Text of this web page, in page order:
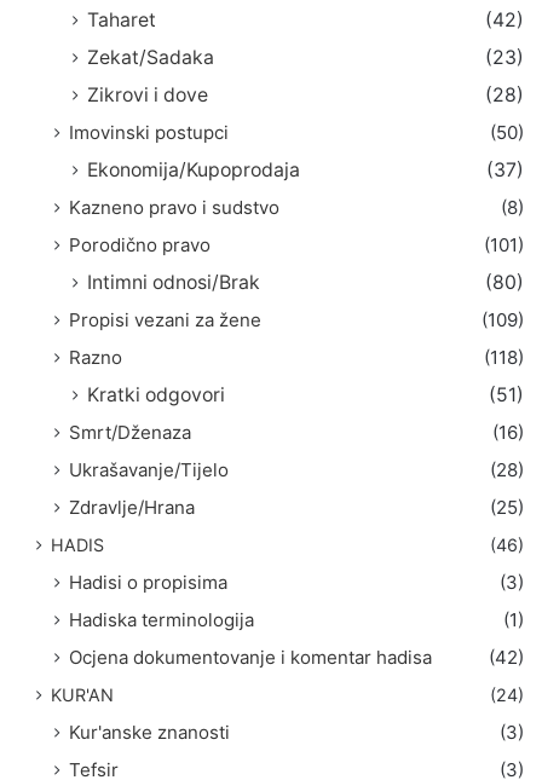
Taharet
(42)
Zekat/Sadaka
(23)
Zikrovi i dove
(28)
Imovinski postupci
(50)
Ekonomija/Kupoprodaja
(37)
Kazneno pravo i sudstvo
(8)
Porodično pravo
(101)
Intimni odnosi/Brak
(80)
Propisi vezani za žene
(109)
Razno
(118)
Kratki odgovori
(51)
Smrt/Dženaza
(16)
Ukrašavanje/Tijelo
(28)
Zdravlje/Hrana
(25)
HADIS (46)
Hadisi o propisima
(3)
Hadiska terminologija
(1)
Ocjena dokumentovanje i komentar hadisa
(42)
KUR'AN (24)
Kur'anske znanosti
(3)
Tefsir
(3)